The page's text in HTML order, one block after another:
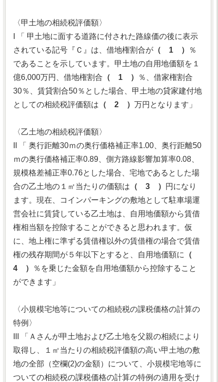
〈甲土地の相続税評価額〉
I 「 甲土地に面する道路に付された路線価の後に表示
されている記号『Ｃ』は、借地権割合が （ 1 ）
％
であることを示しています。甲土地の自用地価額を１
億6,000万円、借地権割合 （ 1 ）
％、借家権割合
30％、賃貸割合50％とした場合、甲土地の貸家建付地
としての相続税評価額は （ 2 ） 万円となります」
〈乙土地の相続税評価額〉
II 「 奥行距離30ｍの奥行価格補正率1.00、奥行距離50
ｍの奥行価格補正率0.89、側方路線影響加算率0.08、
規模格差補正率0.76とした場合、宅地であるとした場
合の乙土地の１㎡当たりの価額は （ 3 ）
円になり
ます。現在、コインパーキングの敷地として駐車場運
営会社に賃貸している乙土地は、自用地価額から賃借
権相当額を控除することができると思われます。仮
に、地上権に準ずる賃借権以外の賃借権の場合で賃借
権の残存期間が５年以下とすると、自用地価額に
（
4 ）
％を乗じた金額を自用地価額から控除すること
ができます」
〈小規模宅地等についての相続税の課税価格の計算の
特例〉
III 「Ａさんが甲土地および乙土地を父親の相続により
取得し、１㎡当たりの相続税評価額の高い甲土地の敷
地の全部（空欄(2)の金額）について、小規模宅地等に
ついての相続税の課税価格の計算の特例の適用を受け